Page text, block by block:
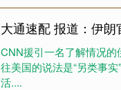
大通速配 报道：伊
CNN援引一名了解情况
往美国的说法是“另类事
活....